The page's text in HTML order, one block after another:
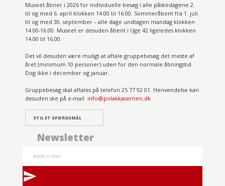
Museet åbner i 2026 for individuelle besøg i alle påskedagene 2.
til og med 6. april klokken 14.00 til 16.00. Sommeråbent fra 1. juli
til og med 30. september – alle dage undtagen mandag klokken
14.00-16.00. Museet er desuden åbent i Uge 42 ligeledes klokken
14.00 til 16.00.
Det vil desuden være muligt at aftale gruppebesøg det meste af
året (minimum 10 personer) uden for den normale åbningstid.
Dog ikke i december og januar.
Gruppebesøg skal aftales på telefon 25 77 92 01. Henvendelse kan
desuden ske på e-mail info@polakkasernen.dk
STIL ET SPØRGSMÅL
Newsletter
send